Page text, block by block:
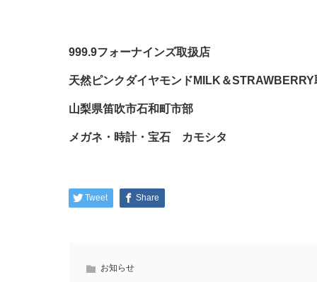
999.9フォーナインズ取扱店
天然ピンクダイヤモンドMILK＆STRAWBERRY
山梨県笛吹市石和町市部
メガネ・時計・宝石 カモシタ
Tweet Share
お知らせ